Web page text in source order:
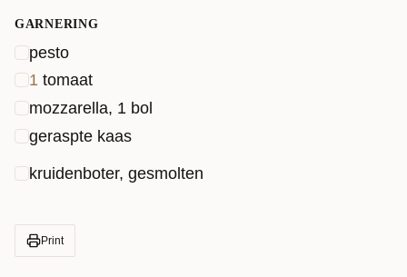
GARNERING
pesto
1 tomaat
mozzarella, 1 bol
geraspte kaas
kruidenboter, gesmolten
Print